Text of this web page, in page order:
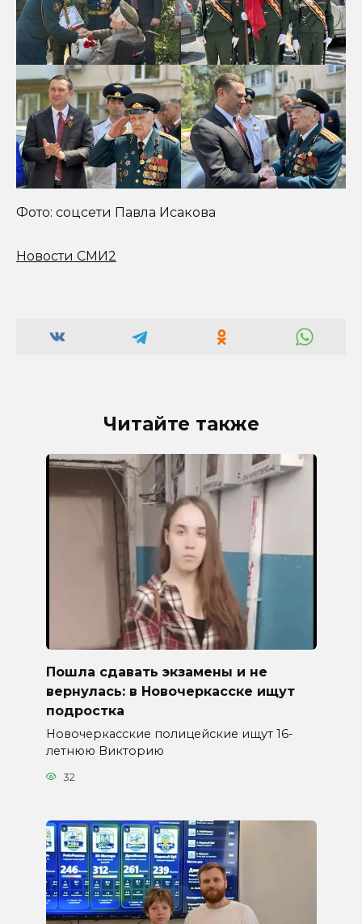
Фото: соцсети Павла Исакова
Новости СМИ2
Читайте также
Пошла сдавать экзамены и не
вернулась: в Новочеркасске ищут
подростка
Новочеркасские полицейские ищут 16-
летнюю Викторию
32